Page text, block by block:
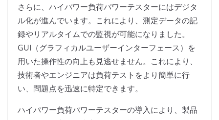
さらに、ハイパワー負荷パワーテスターにはデジタ
ル化が進んでいます。これにより、測定データの記
録やリアルタイムでの監視が可能になりました。
GUI（グラフィカルユーザーインターフェース）を
用いた操作性の向上も見逃せません。これにより、
技術者やエンジニアは負荷テストをより簡単に行
い、問題点を迅速に特定できます。
ハイパワー負荷パワーテスターの導入により、製品